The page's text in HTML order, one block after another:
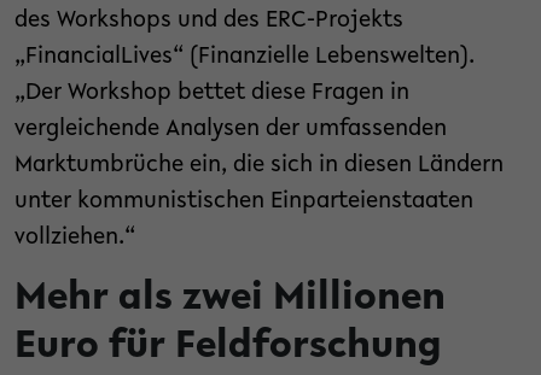
des Workshops und des ERC-Projekts
„FinancialLives“ (Finanzielle Lebenswelten).
„Der Workshop bettet diese Fragen in
vergleichende Analysen der umfassenden
Marktumbrüche ein, die sich in diesen Ländern
unter kommunistischen Einparteienstaaten
vollziehen.“
Mehr als zwei Millionen
Euro für Feldforschung